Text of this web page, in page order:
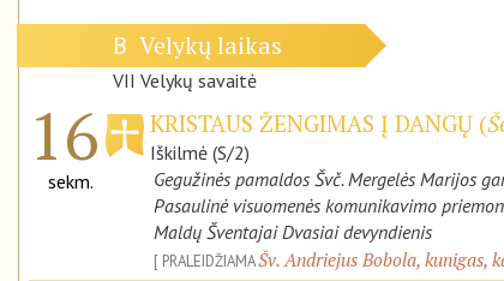
B Velykų laikas
VII Velykų savaitė
16
sekm.
KRISTAUS ŽENGIMAS Į DANGŲ (
Iškilmė (S/2)
Gegužinės pamaldos Švč. Mergelės Marijos
Pasaulinė visuomenės komunikavimo
Maldų Šventajai Dvasiai devyndienis
PRALEIDŽIAMAŠv. Andriejus Bobola, kunigas,